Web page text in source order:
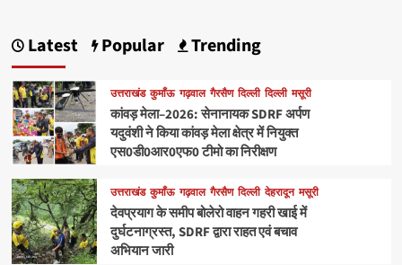
Latest Popular Trending
उत्तराखंड कुमाँऊ गढ़वाल गैरसैण दिल्ली दिल्ली मसूरी
कांवड़ मेला–2026: सेनानायक SDRF अर्पण
यदुवंशी ने किया कांवड़ मेला क्षेत्र में नियुक्त
एस0डी0आर0एफ0 टीमो का निरीक्षण
उत्तराखंड कुमाँऊ गढ़वाल गैरसैण दिल्ली देहरादून मसूरी
देवप्रयाग के समीप बोलेरो वाहन गहरी खाई में
दुर्घटनाग्रस्त, SDRF द्वारा राहत एवं बचाव
अभियान जारी